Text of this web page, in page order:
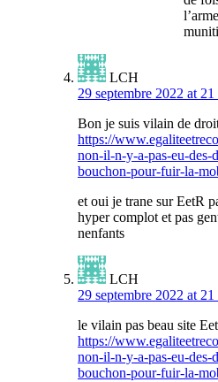
LCH
29 septembre 2022 at
Bon je suis vilain de
https://
non-il-n-y-a-pas-eu-des-
bouchon-pour-fuir-la-
et oui je trane sur EetR
hyper complot et pas
nenfants
LCH
29 septembre 2022 at
le vilain pas beau site
https://
non-il-n-y-a-pas-eu-des-
bouchon-pour-fuir-la-